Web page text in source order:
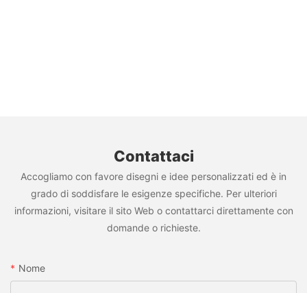
Contattaci
Accogliamo con favore disegni e idee personalizzati ed è in
grado di soddisfare le esigenze specifiche. Per ulteriori
informazioni, visitare il sito Web o contattarci direttamente con
domande o richieste.
Nome